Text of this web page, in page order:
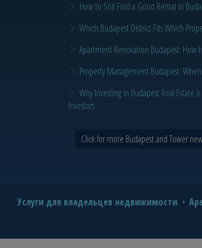
How to Still Find a Good Rental in
Which Budapest District Fits Which
Apartment Renovation Budapest: How
Property Management Budapest:
Why Investing in Budapest Real Estate
Investors
Click for more Budapest and Tower
Услуги для владельцев недвижимости